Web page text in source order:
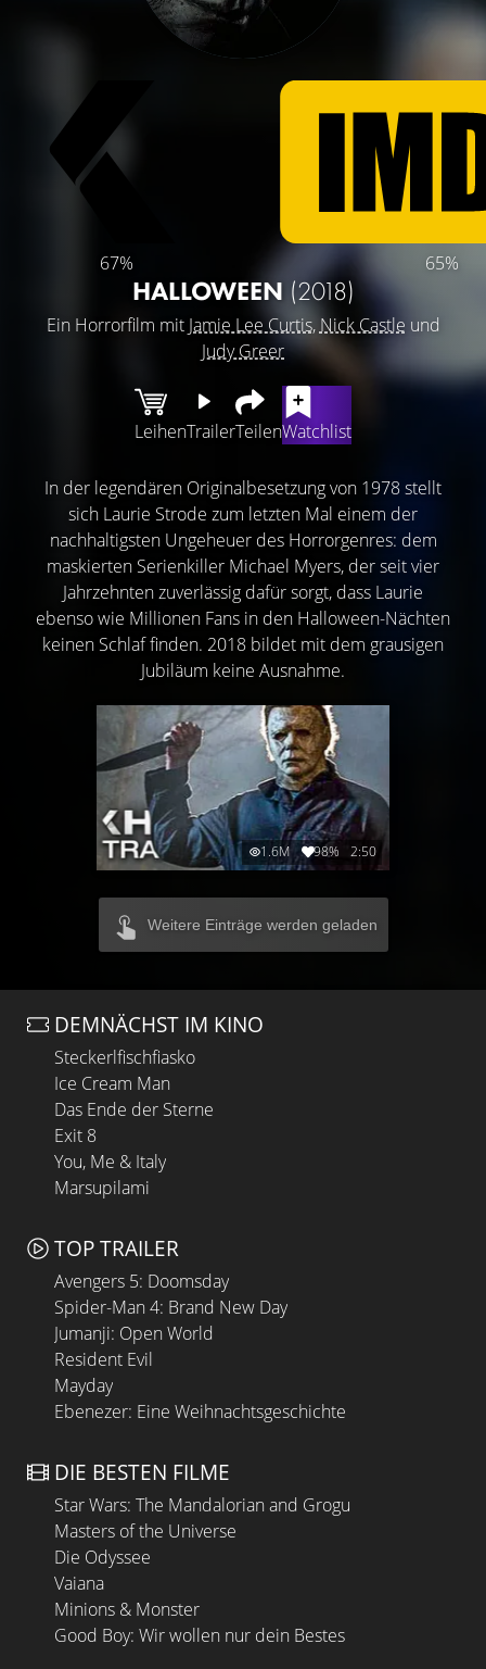
67% 65%
HALLOWEEN (2018)
Ein Horrorfilm mit Jamie Lee Curtis, Nick Castle und
Judy Greer
LeihenTrailerTeilenWatchlist
In der legendären Originalbesetzung von 1978 stellt
sich Laurie Strode zum letzten Mal einem der
nachhaltigsten Ungeheuer des Horrorgenres: dem
maskierten Serienkiller Michael Myers, der seit vier
Jahrzehnten zuverlässig dafür sorgt, dass Laurie
ebenso wie Millionen Fans in den Halloween-Nächten
keinen Schlaf finden. 2018 bildet mit dem grausigen
Jubiläum keine Ausnahme.
1.6M 98% 2:50
Weitere Einträge werden geladen
DEMNÄCHST IM KINO
Steckerlfischfiasko
Ice Cream Man
Das Ende der Sterne
Exit 8
You, Me & Italy
Marsupilami
TOP TRAILER
Avengers 5: Doomsday
Spider-Man 4: Brand New Day
Jumanji: Open World
Resident Evil
Mayday
Ebenezer: Eine Weihnachtsgeschichte
DIE BESTEN FILME
Star Wars: The Mandalorian and Grogu
Masters of the Universe
Die Odyssee
Vaiana
Minions & Monster
Good Boy: Wir wollen nur dein Bestes